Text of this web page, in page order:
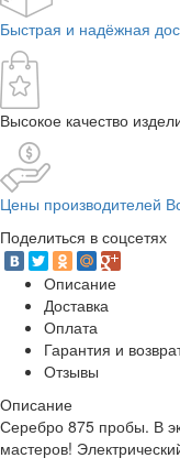
Быстрая и надёжная
Высокое качество
Цены производителей
Поделиться в соцсетях
Описание
Доставка
Оплата
Гарантия и
Отзывы
Описание
Серебро 875 пробы. В
мастеров!